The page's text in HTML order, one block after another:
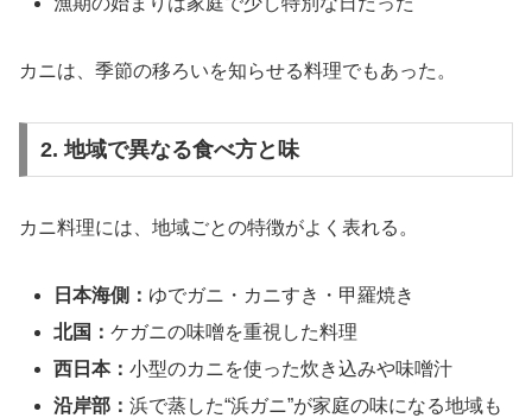
カニは、季節の移ろいを知らせる料理でもあった。
2. 地域で異なる食べ方と味
カニ料理には、地域ごとの特徴がよく表れる。
日本海側： ゆでガニ・カニすき・甲羅焼き
北国：ケガニの味噌を重視した料理
西日本：小型のカニを使った炊き込みや味噌汁
沿岸部：浜で蒸した“浜ガニ”が家庭の味になる地域も